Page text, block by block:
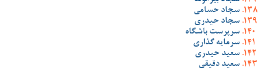
سجاد حسامی
سجاد حیدری
سرپرست باشگاه
سرمایه گذاری
سعید حیدری
سعید دقیقی